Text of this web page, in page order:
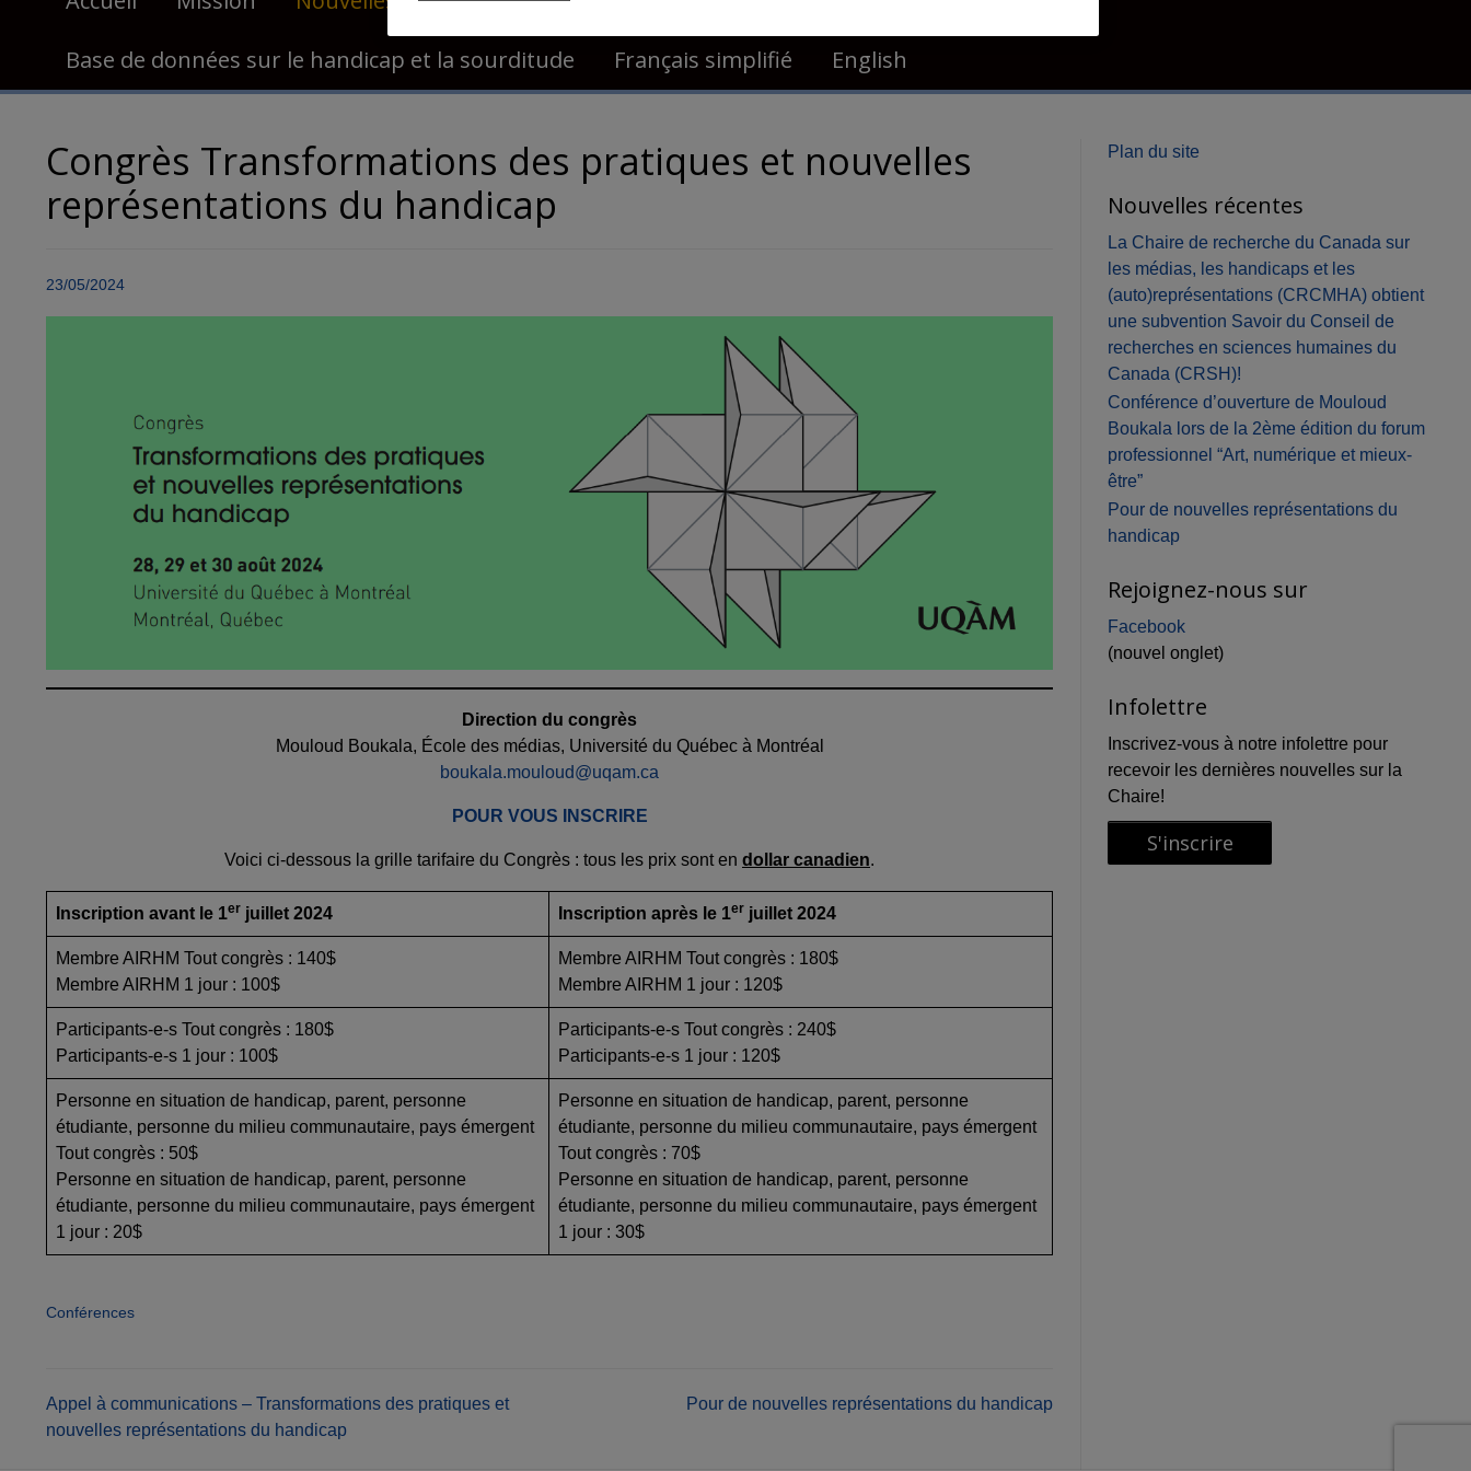
Base de données sur le handicap et la sourditude
Français simplifié English
Congrès Transformations des pratiques et nouvelles
représentations du handicap
23/05/2024
Direction du congrès
Mouloud Boukala, École des médias, Université du Québec à Montréal
boukala.mouloud@uqam.ca
POUR VOUS INSCRIRE
Voici ci-dessous la grille tarifaire du Congrès : tous les prix sont en dollar canadien.
Inscription avant le 1er juillet 2024 Inscription après le 1er juillet 2024
Membre AIRHM Tout congrès : 140$
Membre AIRHM 1 jour : 100$
Membre AIRHM Tout congrès : 180$
Membre AIRHM 1 jour : 120$
Participants-e-s Tout congrès : 180$
Participants-e-s 1 jour : 100$
Participants-e-s Tout congrès : 240$
Participants-e-s 1 jour : 120$
Personne en situation de handicap, parent, personne
étudiante, personne du milieu communautaire, pays émergent
Tout congrès : 50$
Personne en situation de handicap, parent, personne
étudiante, personne du milieu communautaire, pays émergent
1 jour : 20$
Personne en situation de handicap, parent, personne
étudiante, personne du milieu communautaire, pays émergent
Tout congrès : 70$
Personne en situation de handicap, parent, personne
étudiante, personne du milieu communautaire, pays émergent
1 jour : 30$
Conférences
Navigation
Appel à communications – Transformations des pratiques et
nouvelles représentations du handicap
Pour de nouvelles représentations du handicap
Plan du site
Nouvelles récentes
La Chaire de recherche du Canada sur
les médias, les handicaps et les
(auto)représentations (CRCMHA) obtient
une subvention Savoir du Conseil de
recherches en sciences humaines du
Canada (CRSH)!
Conférence d’ouverture de Mouloud
Boukala lors de la 2ème édition du forum
professionnel “Art, numérique et mieux-
être”
Pour de nouvelles représentations du
handicap
Rejoignez-nous sur
Facebook
(nouvel onglet)
Infolettre
Inscrivez-vous à notre infolettre pour
recevoir les dernières nouvelles sur la
Chaire!